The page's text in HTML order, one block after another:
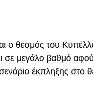
ο θεσμός του
σε μεγάλο βαθμό
έκπληξης στο